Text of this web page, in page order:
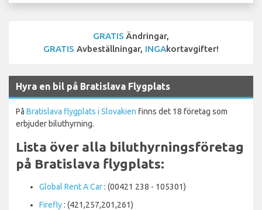
GRATIS Ändringar,
GRATIS Avbeställningar, INGAkortavgifter!
Hyra en bil på Bratislava Flygplats
På Bratislava flygplats i Slovakien finns det 18 företag som
erbjuder biluthyrning.
Lista över alla biluthyrningsföretag
på Bratislava flygplats:
Global Rent A Car: (00421 238 - 105301)
Firefly: (421,257,201,261)